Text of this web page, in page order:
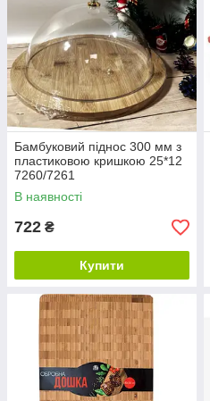
Бамбуковий піднос 300 мм з
пластиковою кришкою 25*12
7260/7261
В наявності
722 ₴
Купити